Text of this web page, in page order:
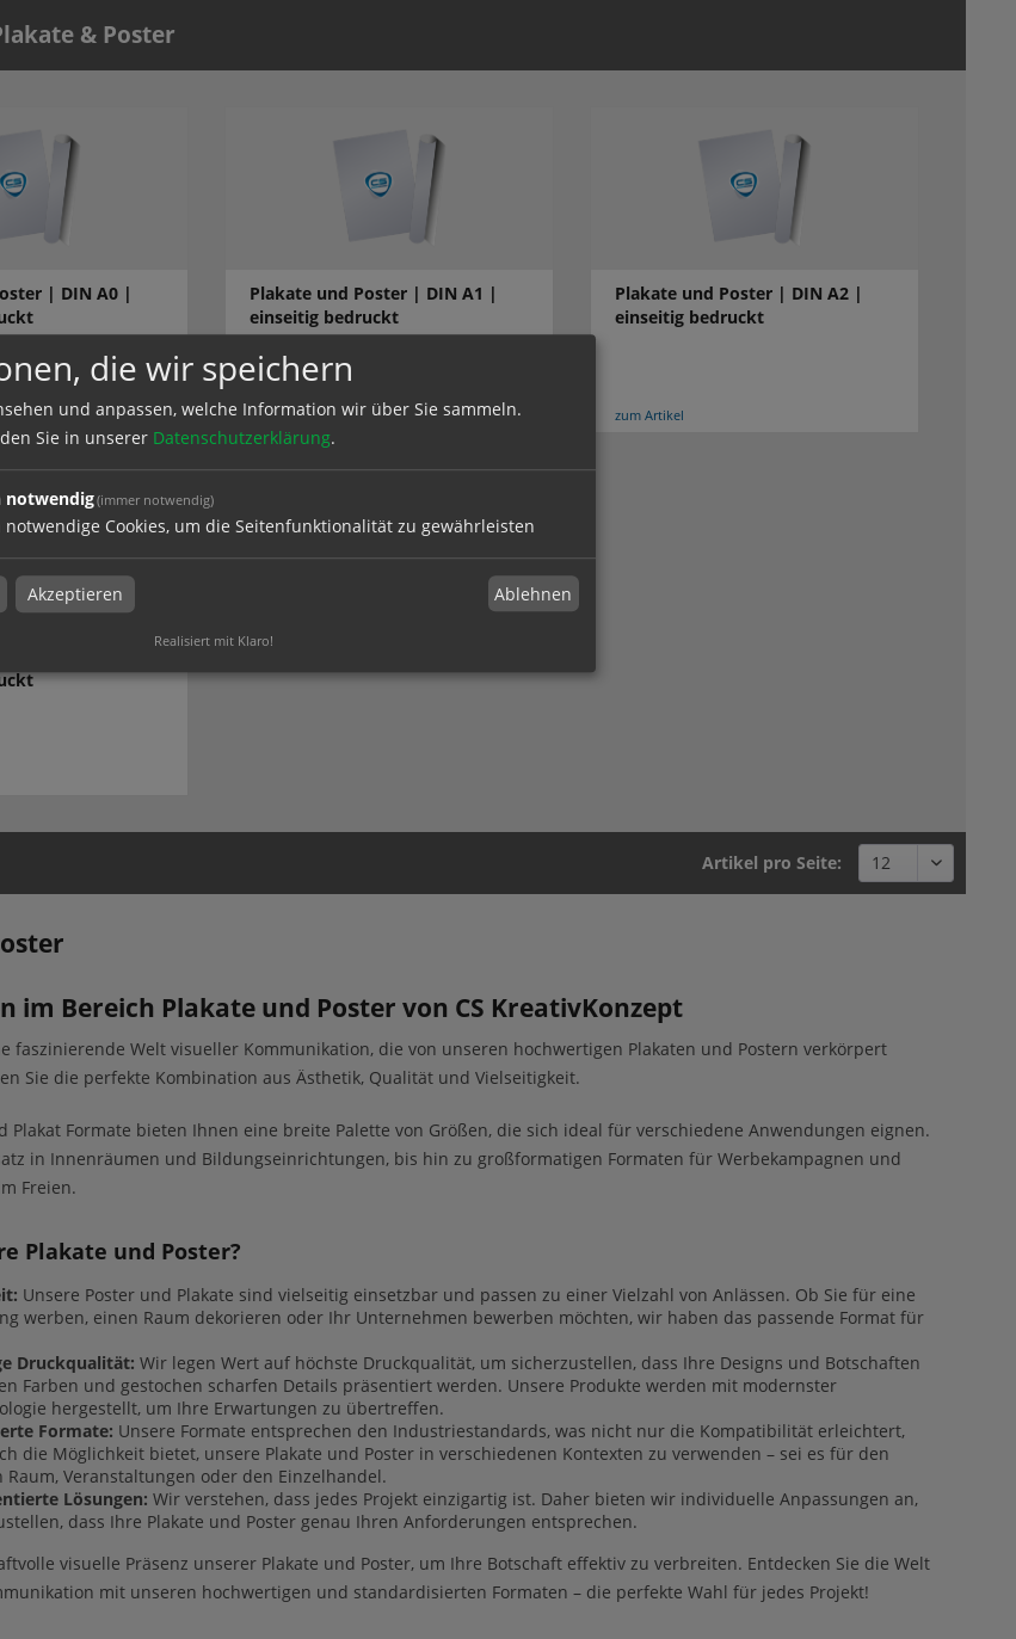
& Poster
| DIN A0 |
Plakate und Poster | DIN A1 |
einseitig bedruckt
zum Artikel
Plakate und Poster | DIN A2 |
einseitig bedruckt
zum Artikel
Artikel pro Seite:
im Bereich Plakate und Poster von CS KreativKonzept
faszinierende Welt visueller Kommunikation, die von unseren hochwertigen Plakaten und Postern verkörpert
Sie die perfekte Kombination aus Ästhetik, Qualität und Vielseitigkeit.
Plakat Formate bieten Ihnen eine breite Palette von Größen, die sich ideal für verschiedene Anwendungen eignen.
in Innenräumen und Bildungseinrichtungen, bis hin zu großformatigen Formaten für Werbekampagnen und
Freien.
Plakate und Poster?
Unsere Poster und Plakate sind vielseitig einsetzbar und passen zu einer Vielzahl von Anlässen. Ob Sie für eine
werben, einen Raum dekorieren oder Ihr Unternehmen bewerben möchten, wir haben das passende Format für
Druckqualität: Wir legen Wert auf höchste Druckqualität, um sicherzustellen, dass Ihre Designs und Botschaften
Farben und gestochen scharfen Details präsentiert werden. Unsere Produkte werden mit modernster
hergestellt, um Ihre Erwartungen zu übertreffen.
Formate: Unsere Formate entsprechen den Industriestandards, was nicht nur die Kompatibilität erleichtert,
die Möglichkeit bietet, unsere Plakate und Poster in verschiedenen Kontexten zu verwenden – sei es für den
Veranstaltungen oder den Einzelhandel.
Lösungen: Wir verstehen, dass jedes Projekt einzigartig ist. Daher bieten wir individuelle Anpassungen an,
dass Ihre Plakate und Poster genau Ihren Anforderungen entsprechen.
visuelle Präsenz unserer Plakate und Poster, um Ihre Botschaft effektiv zu verbreiten. Entdecken Sie die Welt
mit unseren hochwertigen und standardisierten Formaten – die perfekte Wahl für jedes Projekt!
die wir speichern
und anpassen, welche Information wir über Sie sammeln.
Sie in unserer Datenschutzerklärung.
notwendig(immer notwendig)
notwendige Cookies, um die Seitenfunktionalität zu gewährleisten
Akzeptieren Ablehnen
Realisiert mit Klaro!